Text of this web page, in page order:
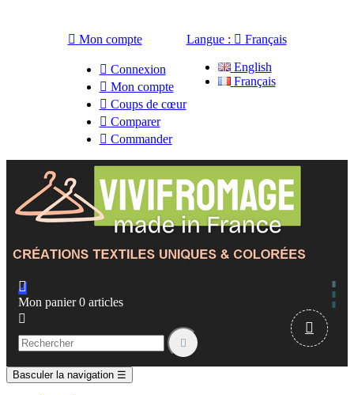
 Mon compte
 Connexion
 Mon compte
 Coups de cœur
 Comparer
 Commander
Langue :  Français
English
Français

Mon panier 0 articles



Basculer la navigation ☰